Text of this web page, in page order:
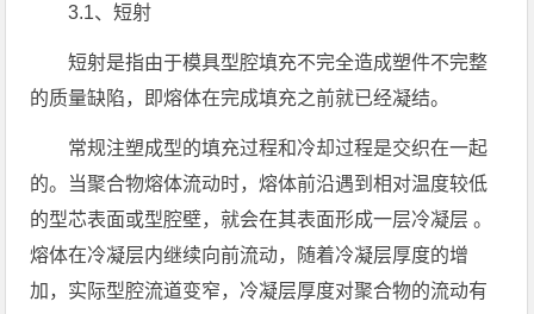
3.1、短射
短射是指由于模具型腔填充不完全造成塑件不完整
的质量缺陷，即熔体在完成填充之前就已经凝结。
常规注塑成型的填充过程和冷却过程是交织在一起
的。当聚合物熔体流动时，熔体前沿遇到相对温度较低
的型芯表面或型腔壁，就会在其表面形成一层冷凝层 。
熔体在冷凝层内继续向前流动，随着冷凝层厚度的增
加，实际型腔流道变窄，冷凝层厚度对聚合物的流动有